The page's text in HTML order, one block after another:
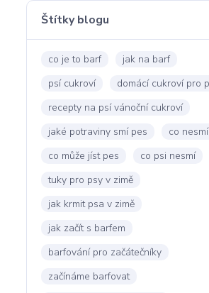
Štítky blogu
co je to barf
jak na barf
psí cukroví
domácí cukroví pro
recepty na psí vánoční cukroví
jaké potraviny smí pes
co
co může jíst pes
co psi nesmí
tuky pro psy v zimě
jak krmit psa v zimě
jak začít s barfem
barfování pro začátečníky
začínáme barfovat